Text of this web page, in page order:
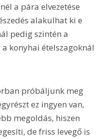
a pára elvezetése
alakulhat ki e
pedig szintén a
konyhai ételszagoknál
próbáljunk meg
ez ingyen van,
megoldás, hiszen
de friss levegő is